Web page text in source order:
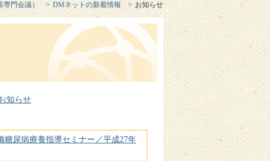
門会議） DMネットの新着情報 お知らせ
知らせ
糖尿病療養指導セミナー／平成27年